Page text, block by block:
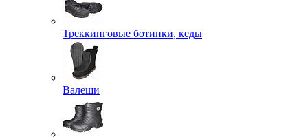
Треккинговые ботинки, кеды
Валеши